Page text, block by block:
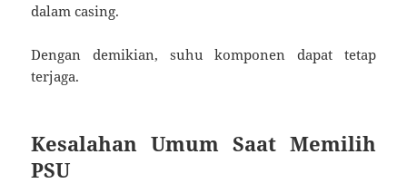
dalam casing.
Dengan demikian, suhu komponen dapat tetap
terjaga.
Kesalahan Umum Saat Memilih
PSU